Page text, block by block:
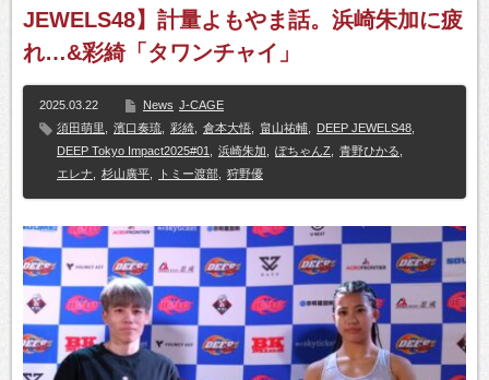
JEWELS48】計量よもやま話。浜崎朱加に疲
れ…&彩綺「タワンチャイ」
2025.03.22 News J-CAGE
須田萌里
濱口奏琉 彩綺 倉本大悟 畠山祐輔 DEEP JEWELS48
DEEP Tokyo Impact2025#01
浜崎朱加 ぽちゃんZ 青野ひかる
エレナ
杉山廣平 トミー渡部 狩野優